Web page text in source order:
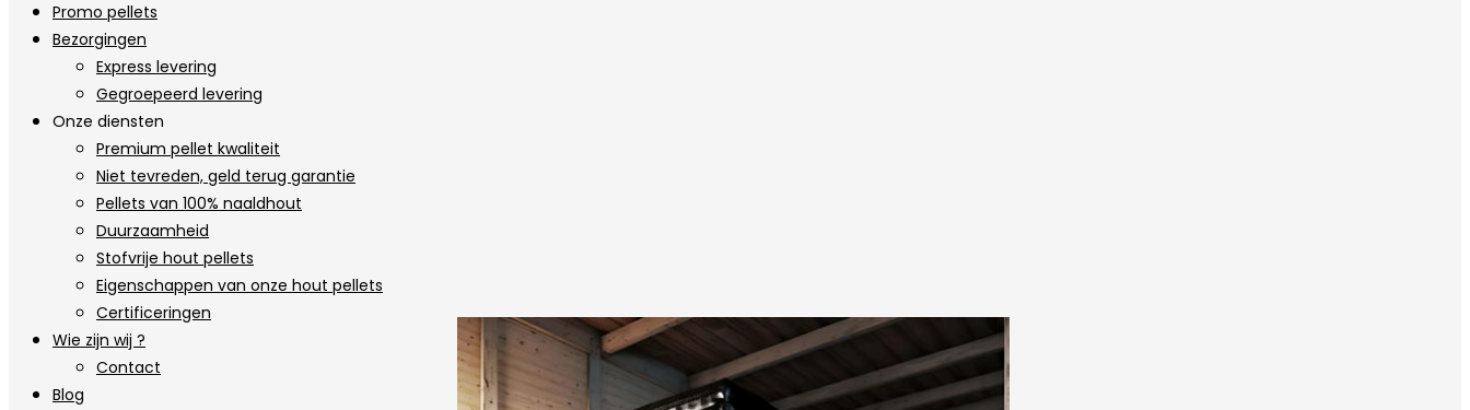
Promo pellets
Bezorgingen
Express levering
Gegroepeerd levering
Onze diensten
Premium pellet kwaliteit
Niet tevreden, geld terug garantie
Pellets van 100% naaldhout
Duurzaamheid
Stofvrije hout pellets
Eigenschappen van onze hout pellets
Certificeringen
Wie zijn wij ?
Contact
Blog